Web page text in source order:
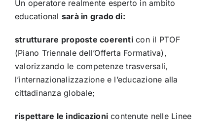
Un operatore realmente esperto in ambito
educational sarà in grado di:
strutturare proposte coerenticon il PTOF
(Piano Triennale dell’Offerta Formativa),
valorizzando le competenze trasversali,
l’internazionalizzazione e l’educazione alla
cittadinanza globale;
rispettare le indicazionicontenute nelle Linee